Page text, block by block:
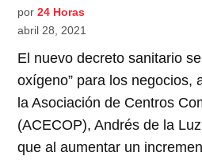
por 24 Horas
abril 28, 2021
El nuevo decreto sanitario
oxígeno” para los negocios,
la Asociación de Centros
(ACECOP), Andrés de la
que al aumentar un